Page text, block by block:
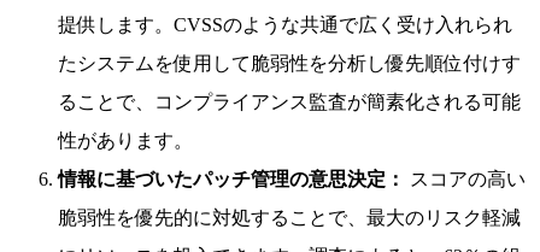
提供します。CVSSのような共通で広く受け入れられ
たシステムを使用して脆弱性を分析し優先順位付けす
ることで、コンプライアンス監査が簡素化される可能
性があります。
情報に基づいたパッチ管理の意思決定：
スコアの高い
脆弱性を優先的に対処することで、最大のリスク軽減